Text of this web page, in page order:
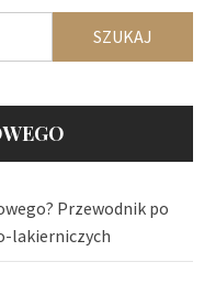
Przewodnik po
lakierniczych